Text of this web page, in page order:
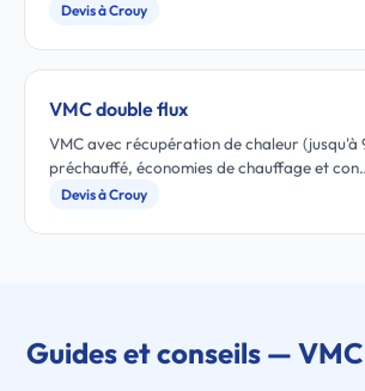
Devis à Crouy
VMC double flux
VMC avec récupération de chaleur (jusqu'à
préchauffé, économies de chauffage et
Devis à Crouy
Guides et conseils —